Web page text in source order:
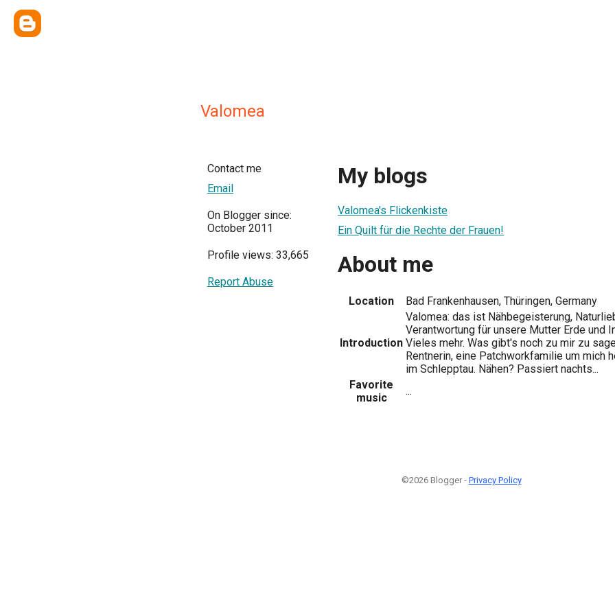
Valomea
Contact me
Email
On Blogger since:
October 2011
Profile views: 33,665
Report Abuse
My blogs
Valomea's Flickenkiste
Ein Quilt für die Rechte der Frauen!
About me
Location Bad Frankenhausen, Thüringen, Germany
Introduction
Valomea: das ist Nähbegeisterung,
Verantwortung für unsere Mutter Erde und
Vieles mehr. Was gibt's noch zu mir zu
Rentnerin, eine Patchworkfamilie um mich
im Schlepptau. Nähen? Passiert nachts...
Favorite
music
...
©2026 Blogger - Privacy Policy